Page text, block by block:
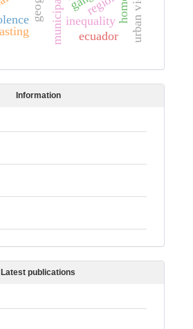
inequality
ecuador
Information
Latest publications